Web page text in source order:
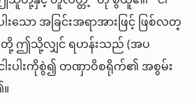
သော အခြင်းအရာအားဖြင့် ဖြစ်လတ္
ဤသို့လျှင် ရဟန်းသည် (အပ
ငါးပါးကိုစွဲ၍ တဏှာဝိစရိုက်၏ အစွမ်း